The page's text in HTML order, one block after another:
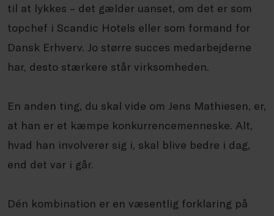
til at lykkes – det gælder uanset, om det er som
topchef i Scandic Hotels eller som formand for
Dansk Erhverv. Jo større succes medarbejderne
har, desto stærkere står virksomheden.
En anden ting, du skal vide om Jens Mathiesen, er,
at han er et kæmpe konkurrencemenneske. Alt,
hvad han involverer sig i, skal blive bedre i dag,
end det var i går.
Dén kombination er en væsentlig forklaring på